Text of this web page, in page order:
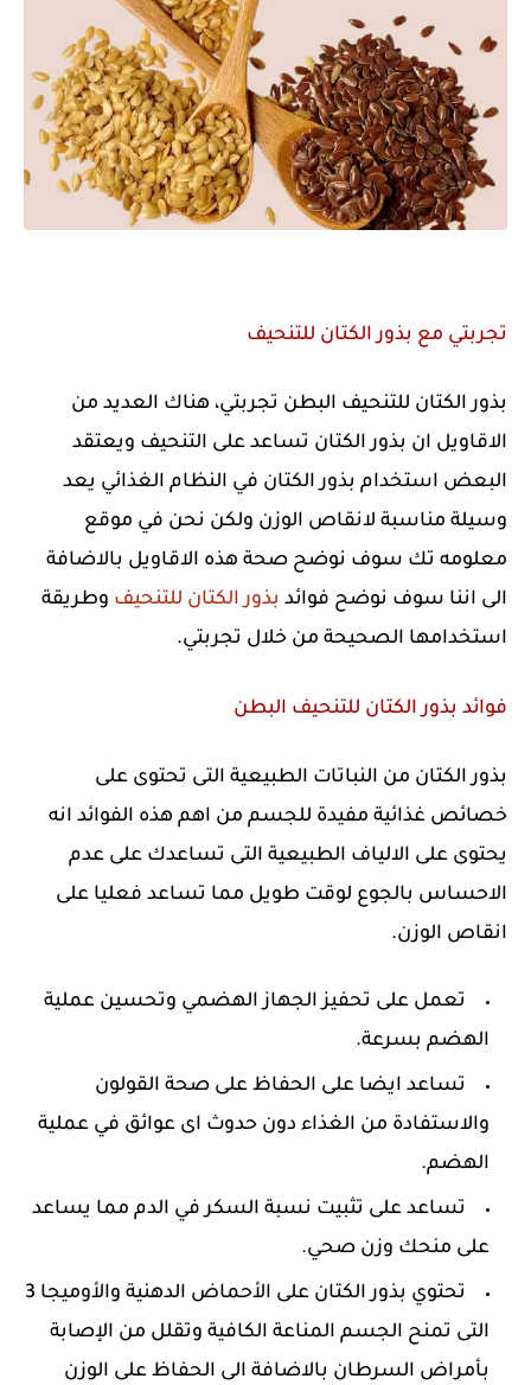
تجربتي مع بذور الكتان للتنحيف
بذور الكتان للتنحيف البطن تجربتي، هناك العديد من
الاقاويل ان بذور الكتان تساعد على التنحيف ويعتقد
البعض استخدام بذور الكتان في النظام الغذائي يعد
وسيلة مناسبة لانقاص الوزن ولكن نحن في موقع
معلومه تك سوف نوضح صحة هذه الاقاويل بالاضافة
الى اننا سوف نوضح فوائد بذور الكتان للتنحيف وطريقة
استخدامها الصحيحة من خلال تجربتي.
فوائد بذور الكتان للتنحيف البطن
بذور الكتان من النباتات الطبيعية التى تحتوى على
خصائص غذائية مفيدة للجسم من اهم هذه الفوائد انه
يحتوى على الالياف الطبيعية التى تساعدك على عدم
الاحساس بالجوع لوقت طويل مما تساعد فعليا على
انقاص الوزن.
تعمل على تحفيز الجهاز الهضمي وتحسين عملية
الهضم بسرعة.
تساعد ايضا على الحفاظ على صحة القولون
والاستفادة من الغذاء دون حدوث اى عوائق في عملية
الهضم.
تساعد على تثبيت نسبة السكر في الدم مما يساعد
على منحك وزن صحي.
تحتوي بذور الكتان على الأحماض الدهنية والأوميجا 3
التى تمنح الجسم المناعة الكافية وتقلل من الإصابة
بأمراض السرطان بالاضافة الى الحفاظ على الوزن